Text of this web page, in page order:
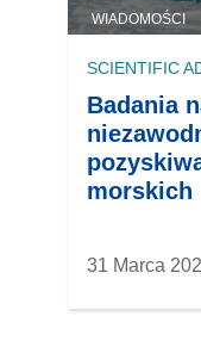
WIADOMOŚCI
SCIENTIFIC
Badania
morskich
31 Marca